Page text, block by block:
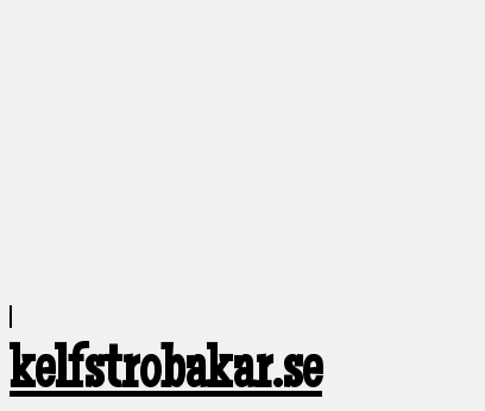
kelfstrobakar.se